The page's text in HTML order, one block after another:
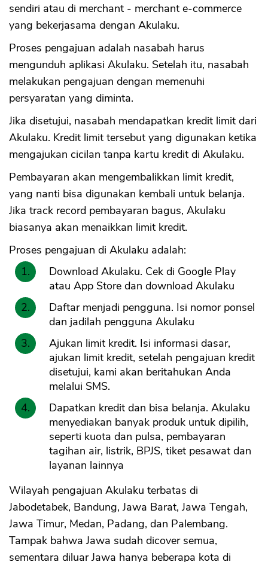
sendiri atau di merchant - merchant e-commerce
yang bekerjasama dengan Akulaku.
Proses pengajuan adalah nasabah harus
mengunduh aplikasi Akulaku. Setelah itu, nasabah
melakukan pengajuan dengan memenuhi
persyaratan yang diminta.
Jika disetujui, nasabah mendapatkan kredit limit dari
Akulaku. Kredit limit tersebut yang digunakan ketika
mengajukan cicilan tanpa kartu kredit di Akulaku.
Pembayaran akan mengembalikkan limit kredit,
yang nanti bisa digunakan kembali untuk belanja.
Jika track record pembayaran bagus, Akulaku
biasanya akan menaikkan limit kredit.
Proses pengajuan di Akulaku adalah:
Download Akulaku. Cek di Google Play
atau App Store dan download Akulaku
Daftar menjadi pengguna. Isi nomor ponsel
dan jadilah pengguna Akulaku
Ajukan limit kredit. Isi informasi dasar,
ajukan limit kredit, setelah pengajuan kredit
disetujui, kami akan beritahukan Anda
melalui SMS.
Dapatkan kredit dan bisa belanja. Akulaku
menyediakan banyak produk untuk dipilih,
seperti kuota dan pulsa, pembayaran
tagihan air, listrik, BPJS, tiket pesawat dan
layanan lainnya
Wilayah pengajuan Akulaku terbatas di
Jabodetabek, Bandung, Jawa Barat, Jawa Tengah,
Jawa Timur, Medan, Padang, dan Palembang.
Tampak bahwa Jawa sudah dicover semua,
sementara diluar Jawa hanya beberapa kota di